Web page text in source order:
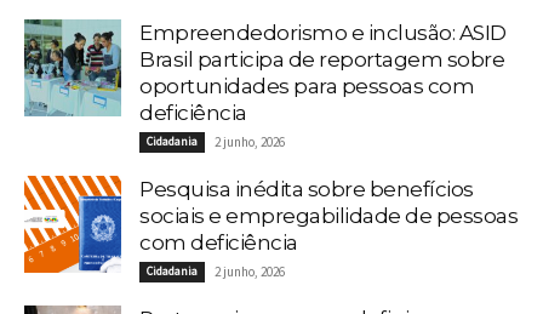
Empreendedorismo e inclusão: ASID
Brasil participa de reportagem sobre
oportunidades para pessoas com
deficiência
Cidadania 2 junho, 2026
Pesquisa inédita sobre benefícios
sociais e empregabilidade de pessoas
com deficiência
Cidadania 2 junho, 2026